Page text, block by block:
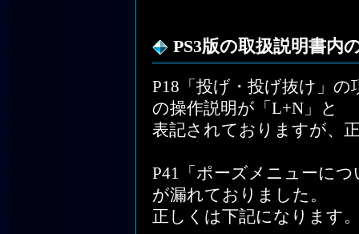
PS3版の取扱説明書内
P18「投げ・投げ抜け」
の操作説明が「L+N」と
表記されておりますが、
P41「ポーズメニューに
が漏れておりました。
正しくは下記になります